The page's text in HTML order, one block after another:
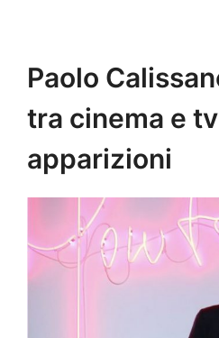
Paolo
tra cinema e
apparizioni